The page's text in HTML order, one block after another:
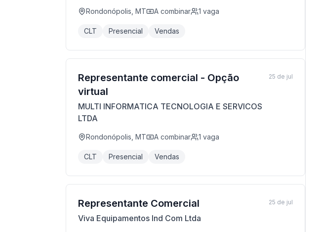
Rondonópolis, MT A combinar 1 vaga
CLT Presencial Vendas
Representante comercial - Opção
virtual
MULTI INFORMATICA TECNOLOGIA E SERVICOS
LTDA
Rondonópolis, MT A combinar 1 vaga
CLT Presencial Vendas
25 de jul
Representante Comercial
Viva Equipamentos Ind Com Ltda
25 de jul